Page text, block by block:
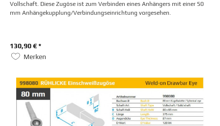
Vollschaft. Diese Zugöse ist zum Verbinden eines Anhängers mit einer 50
mm Anhängekupplung/Verbindungseinrichtung vorgesehen.
130,90 € *
Merken